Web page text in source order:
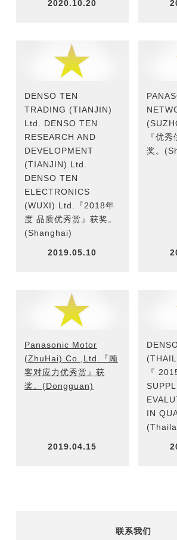
2020.10.20
DENSO TEN
TRADING (TIANJIN)
Ltd. DENSO TEN
RESEARCH AND
DEVELOPMENT
(TIANJIN) Ltd.
DENSO TEN
ELECTRONICS
(WUXI) Ltd.『2018年
度 品质优秀赏』获奖。
(Shanghai)
2019.05.10
『优
奖。
Panasonic Motor
(ZhuHai) Co.,Ltd.『顾
客对应力优秀赏』获
奖。(Dongguan)
2019.04.15
『
IN
联系我们